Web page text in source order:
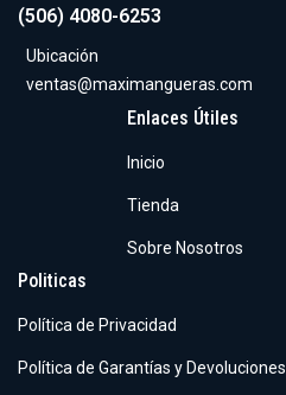
Enlaces Útiles
Inicio
Tienda
Sobre Nosotros
Politicas
Política de Privacidad
Política de Garantías y Devoluciones
(506) 4080-6253
Ubicación
ventas@maximangueras.com